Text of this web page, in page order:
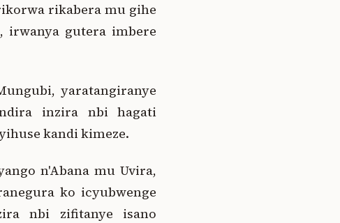
rikabera mu gihe
irwanya gutera imbere
yaratangiranye
inzira nbi hagati
kandi kimeze.
n'Abana mu Uvira,
ko icyubwenge
nbi zifitanye isano